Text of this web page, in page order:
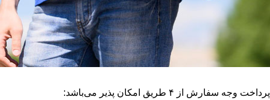
پرداخت وجه سفارش از ۴ طریق امکان پذیر می‌باشد: